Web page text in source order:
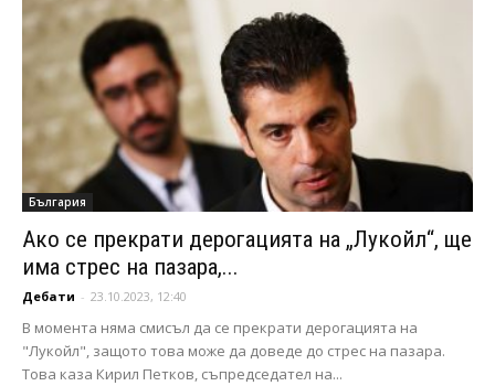
България
Ако се прекрати дерогацията на „Лукойл“, ще
има стрес на пазара,...
Дебати - 23.10.2023, 12:40
В момента няма смисъл да се прекрати дерогацията на
"Лукойл", защото това може да доведе до стрес на пазара.
Това каза Кирил Петков, съпредседател на...